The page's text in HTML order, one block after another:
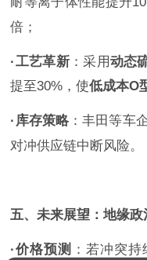
倍；
·工艺革新：采用动态
提至30% ，使低成本O
· 库存策略 ：丰田等车
对冲供应链中断风险。
五、未来展望：地缘
·价格预测 ：若冲突持